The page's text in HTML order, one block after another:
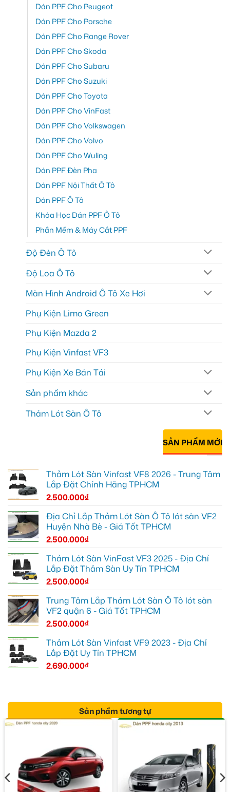
Dán PPF Cho Peugeot
Dán PPF Cho Porsche
Dán PPF Cho Range Rover
Dán PPF Cho Skoda
Dán PPF Cho Subaru
Dán PPF Cho Suzuki
Dán PPF Cho Toyota
Dán PPF Cho VinFast
Dán PPF Cho Volkswagen
Dán PPF Cho Volvo
Dán PPF Cho Wuling
Dán PPF Đèn Pha
Dán PPF Nội Thất Ô Tô
Dán PPF Ô Tô
Khóa Học Dán PPF Ô Tô
Phần Mềm & Máy Cắt PPF
Độ Đèn Ô Tô
Độ Loa Ô Tô
Màn Hình Android Ô Tô Xe Hơi
Phụ Kiện Limo Green
Phụ Kiện Mazda 2
Phụ Kiện Vinfast VF3
Phụ Kiện Xe Bán Tải
Sản phẩm khác
Thảm Lót Sàn Ô Tô
SẢN PHẨM MỚI
Thảm Lót Sàn Vinfast VF8 2026 - Trung Tâm
Lắp Đặt Chính Hãng TPHCM
2.500.000₫
Địa Chỉ Lắp Thảm Lót Sàn Ô Tô lót sàn VF2
Huyện Nhà Bè - Giá Tốt TPHCM
2.500.000₫
Thảm Lót Sàn VinFast VF3 2025 - Địa Chỉ
Lắp Đặt Thảm Sàn Uy Tín TPHCM
2.500.000₫
Trung Tâm Lắp Thảm Lót Sàn Ô Tô lót sàn
VF2 quận 6 - Giá Tốt TPHCM
2.500.000₫
Thảm Lót Sàn Vinfast VF9 2023 - Địa Chỉ
Lắp Đặt Uy Tín TPHCM
2.690.000₫
Sản phẩm tương tự